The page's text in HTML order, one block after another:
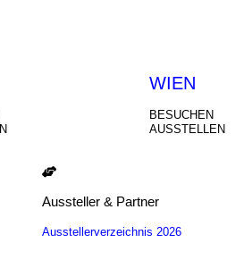
WIEN
BESUCHEN
AUSSTELLEN
Aussteller & Partner
Ausstellerverzeichnis 2026